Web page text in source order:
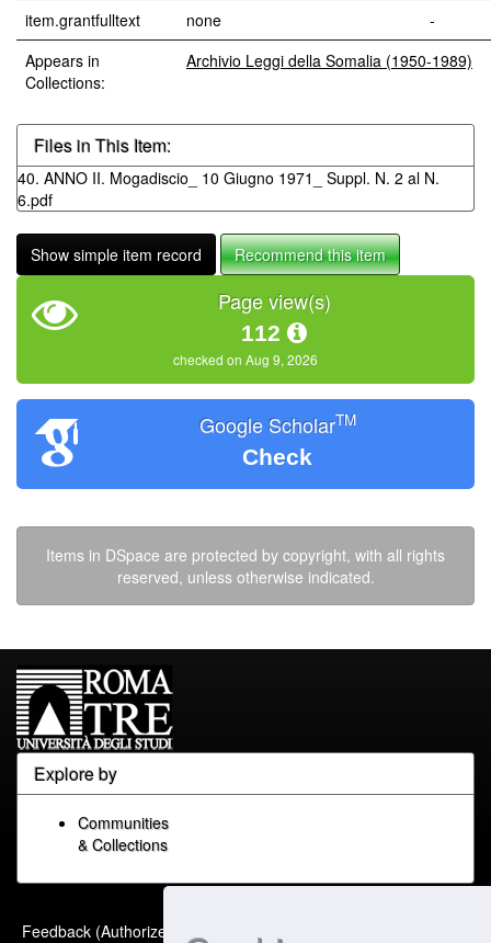
item.grantfulltext
none
-
Appears in
Collections:
Archivio Leggi della Somalia (1950-1989)
Files in This Item:
40. ANNO II. Mogadiscio_ 10 Giugno 1971_ Suppl. N. 2 al N.
6.pdf
Show simple item record Recommend this item
Page view(s)
112
checked on Aug 9, 2026
Google ScholarTM
Check
Items in DSpace are protected by copyright, with all rights
reserved, unless otherwise indicated.
Explore by
Communities
& Collections
Feedback (Authorized Only)